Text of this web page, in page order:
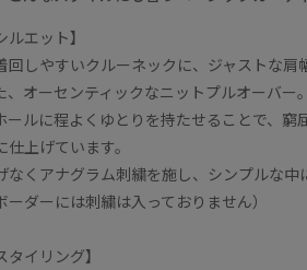
ルエット】
回しやすいクルーネックに、ジャストな肩
、オーセンティックなニットプルオーバー。
ールに程よくゆとりを持たせることで、窮
上げています。
なくアナグラム刺繍を施し、シンプルな中
ーダーには刺繍は入っておりません）
タイリング】